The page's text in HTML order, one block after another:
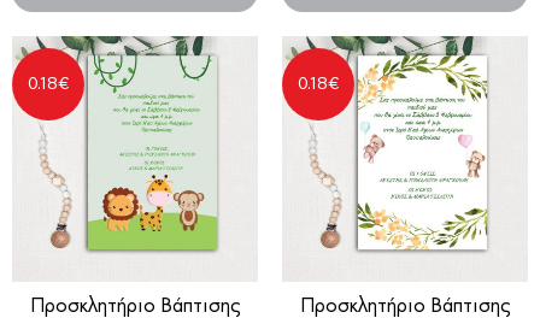
Προσκλητήριο Βάπτισης
0.18€
Προσκλητήριο Βάπτισης
0.18€